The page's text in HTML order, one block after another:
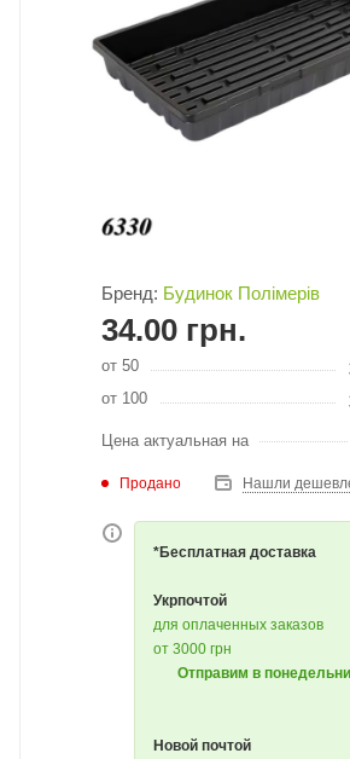
Бренд: Будинок Полімерів
34.00 грн.
от 50
от 100
Цена актуальная на
Продано Нашли
*Бесплатная доставка
Укрпочтой
для оплаченных заказов
от 3000 грн
Отправим в
Новой почтой